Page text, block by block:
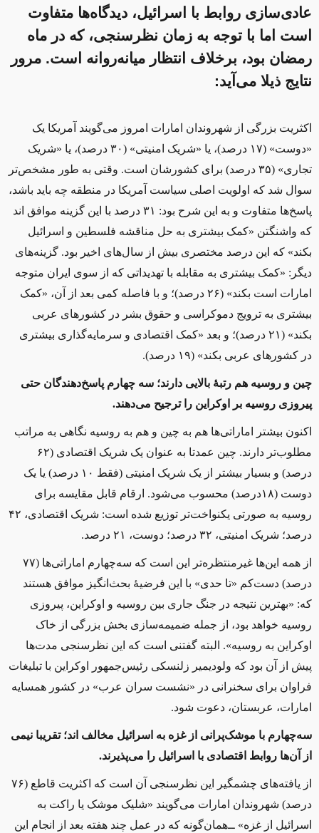
عادی‌سازی روابط با اسرائیل، دیدگاه‌ها متفاوت
است ‌اما با توجه به زمان نظرسنجی، که در ماه
رمضان بود، برخلاف انتظار میانه‌روانه است. مرور
نتایج ذیلا می‌آید:
اکثریت بزرگی از شهروندان امارات امروز می‌گویند آمریکا یک
«دوست» (۱۷ درصد)، یا «شریک امنیتی» (۳۰ درصد)، یا «شریک
تجاری» (۳۵ درصد) برای کشورشان است. وقتی به ‌طور مشخص‌تر
سوال شد که اولویت اصلی سیاست آمریکا در منطقه چه باید باشد،
پاسخ‌ها متفاوت و به این شرح بود: ۳۱ درصد با این گزینه موافق‌ اند
که واشنگتن «کمک بیشتری به حل مناقشه فلسطین و اسرائیل
بکند» که این درصد مختصری بیش از سال‌های اخیر بود. گزینه‌های
دیگر: «کمک بیشتری به مقابله با تهدیداتی که از سوی ایران متوجه
امارات است بکند» (۲۶ درصد)؛ و با فاصله کمی بعد از آن، «کمک
بیشتری به ترویج دموکراسی و حقوق بشر در کشورهای عربی
بکند» (۲۱ درصد)؛ و بعد «کمک اقتصادی و سرمایه‌گذاری بیشتری
در کشورهای عربی بکند» (۱۹ درصد).
چین و روسیه هم رتبهٔ بالایی دارند؛ سه چهارم پاسخ‌دهندگان حتی
پیروزی روسیه بر اوکراین را ترجیح می‌دهند.
اکنون بیشتر اماراتی‌ها هم به چین و هم به روسیه نگاهی به مراتب
مطلوب‌تر دارند. چین عمدتا به عنوان یک شریک اقتصادی (۶۲
درصد) و بسیار بیشتر از یک شریک امنیتی (فقط ۱۰ درصد) یا یک
دوست (۱۸درصد) محسوب می‌شود. ارقام قابل مقایسه برای
روسیه به صورتی یکنواخت‌تر توزیع شده است: شریک اقتصادی، ۴۲
درصد؛ شریک امنیتی، ۳۲ درصد؛ دوست، ۲۱ درصد.
از همه این‌ها غیرمنتظره‌تر این است که سه‌چهارم اماراتی‌ها (۷۷
درصد) دست‌کم «تا حدی» با این فرضیهٔ بحث‌انگیز موافق‌ هستند
که: «بهترین نتیجه در جنگ جاری بین روسیه و اوکراین، پیروزی
روسیه خواهد بود، از جمله ضمیمه‌سازی بخش بزرگی از خاک
اوکراین به روسیه». البته گفتنی است که این نظرسنجی مدت‌ها
پیش از آن بود که ولودیمیر زلنسکی رئیس‌جمهور اوکراین با تبلیغات
فراوان برای سخنرانی در «نشست سران عرب» در کشور همسایه
امارات، عربستان، دعوت شود.
سه‌چهارم با موشک‌پرانی از غزه به اسرائیل مخالف‌ اند؛ تقریبا نیمی
از آن‌ها روابط اقتصادی با اسرائیل را می‌پذیرند.
از یافته‌های چشمگیر این نظرسنجی آن است که اکثریت قاطع (۷۶
درصد) شهروندان امارات می‌گویند «شلیک موشک یا راکت به
اسرائیل از غزه» ‌ــ‌همان‌گونه که در عمل چند هفته بعد از انجام این